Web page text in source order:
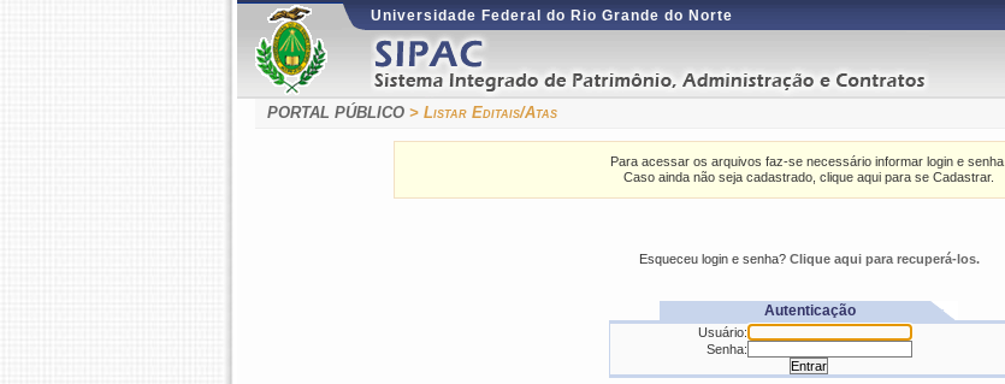
Universidade Federal do Rio Grande do Norte
PORTAL PÚBLICO > Listar Editais/Atas
Para acessar os arquivos faz-se necessário informar login e senha.
Caso ainda não seja cadastrado, clique aqui para se Cadastrar.
Esqueceu login e senha? Clique aqui para recuperá-los.
Autenticação
Usuário:
Senha: